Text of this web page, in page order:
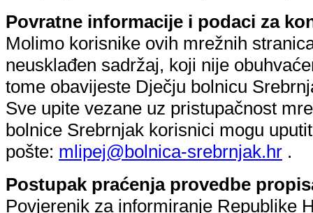
Povratne informacije i podaci za
Molimo korisnike ovih mrežnih
neusklađen sadržaj, koji nije
tome obavijeste Dječju bolnicu
Sve upite vezane uz pristupačnost
bolnice Srebrnjak korisnici mogu
pošte: mlipej@bolnica-srebrnjak.hr .
Postupak praćenja provedbe
Povjerenik za informiranje Republike